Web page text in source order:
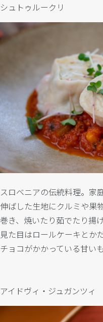
シュトゥルークリ
スロベニアの伝統料理。家
伸ばした生地にクルミや果
巻き、焼いたり茹でたり揚
見た目はロールケーキとか
チョコがかかっている甘い
アイドヴィ・ジュガンツィ